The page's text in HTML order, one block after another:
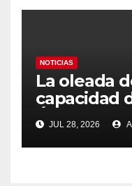
NOTICIAS
La oleada
capacidad
Ávila y al
obliga a
JUL 28, 2026